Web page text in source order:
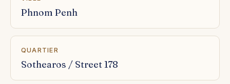
Phnom Penh
QUARTIER
Sothearos / Street 178